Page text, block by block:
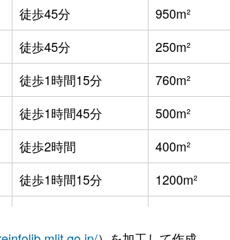
徒歩45分 950m²
徒歩45分 250m²
徒歩1時間15分 760m²
徒歩1時間45分 500m²
徒歩2時間 400m²
徒歩1時間15分 1200m²